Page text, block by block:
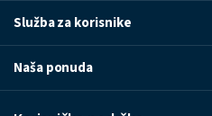
Služba za korisnike
Naša ponuda